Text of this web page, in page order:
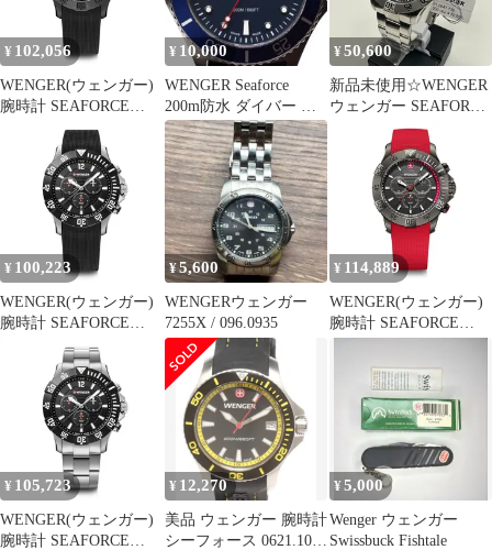
青 【国内正規品】
¥ 102,056
WENGER(ウェンガー)
腕時計 SEAFORCE
CHRONO (シーフォー
ス クロノ) ギフト
01.0643.120 クォーツ
[国内正規品] 0
¥ 10,000
WENGER Seaforce
200m防水 ダイバー メ
ンズ 腕時計 廃盤
¥50,600
新品未使用☆WENGER
ウェンガー SEAFORCE
シーフォース
01.0641.139 クォーツ
メンズ ステンレススチ
ールケース(316L) ブラ
ックダイヤル 200m防水
【国内正規品】
¥ 100,223
WENGER(ウェンガー)
腕時計 SEAFORCE
CHRONO (シーフォー
ス クロノ) ギフト
01.0643.118 クォーツ
[国内正規品] 0
¥5,600
WENGERウェンガー
7255X / 096.0935
¥ 114,889
WENGER(ウェンガー)
腕時計 SEAFORCE
ス クロノ) クォーツ ア
ナログ メンズ ステンレ
ススチールケース
(316L) ブラックアイス
ダイヤル レッドシリコ
ンストラップ 200m防水
3年保証 ギフト 黒 [国
内正規 1
¥ 105,723
WENGER(ウェンガー)
腕時計 SEAFORCE
¥ 12,270
美品 ウェンガー 腕時計
シーフォース 0621.10
¥5,000
Wenger ウェンガー
Swissbuck Fishtale